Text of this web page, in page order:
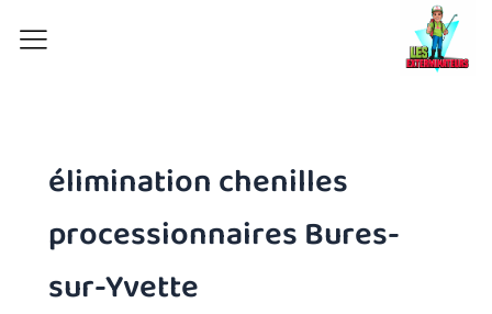
élimination chenilles
processionnaires Bures-
sur-Yvette